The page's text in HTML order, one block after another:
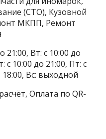
(СТО), Кузовной
МКПП, Ремонт
21:00, Вт: с 10:00 до
с 10:00 до 21:00, Пт: с
18:00, Вс: выходной
Оплата по QR-